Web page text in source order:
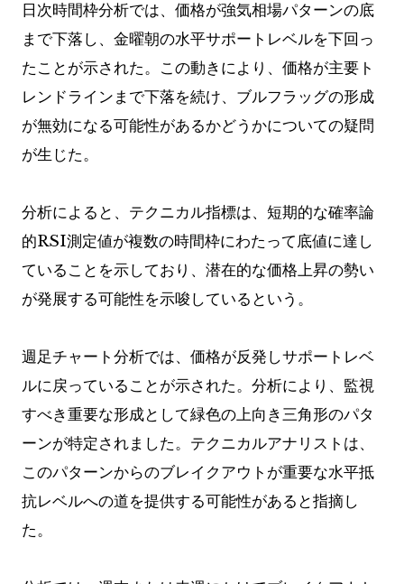
日次時間枠分析では、価格が強気相場パターンの底
まで下落し、金曜朝の水平サポートレベルを下回っ
たことが示された。この動きにより、価格が主要ト
レンドラインまで下落を続け、ブルフラッグの形成
が無効になる可能性があるかどうかについての疑問
が生じた。
分析によると、テクニカル指標は、短期的な確率論
的RSI測定値が複数の時間枠にわたって底値に達し
ていることを示しており、潜在的な価格上昇の勢い
が発展する可能性を示唆しているという。
週足チャート分析では、価格が反発しサポートレベ
ルに戻っていることが示された。分析により、監視
すべき重要な形成として緑色の上向き三角形のパタ
ーンが特定されました。テクニカルアナリストは、
このパターンからのブレイクアウトが重要な水平抵
抗レベルへの道を提供する可能性があると指摘し
た。